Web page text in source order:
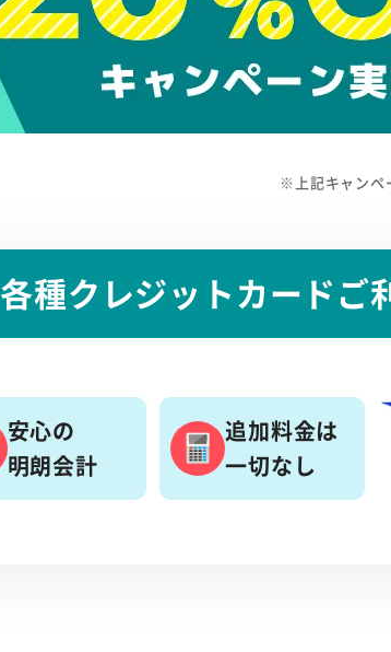
※上記キャンペ
各種クレジットカードご
安心の
明朗会計
追加料金は
一切なし